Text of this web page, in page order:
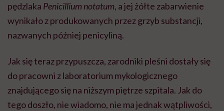
pędzlaka Penicillium notatum, a jej żółte zabarwienie
wynikało z produkowanych przez grzyb substancji,
nazwanych później penicyliną.
Jak się teraz przypuszcza, zarodniki pleśni dostały się
do pracowni z laboratorium mykologicznego
znajdującego się na niższym piętrze szpitala. Jak do
tego doszło, nie wiadomo, nie ma jednak wątpliwości,